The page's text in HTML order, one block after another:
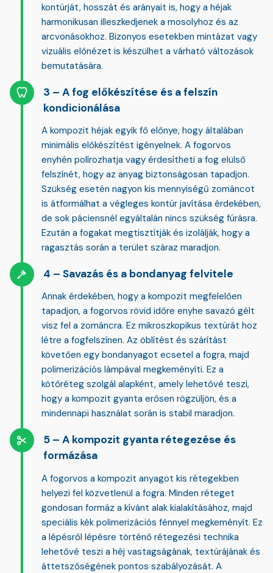
kontúrját, hosszát és arányait is, hogy a héjak
harmonikusan illeszkedjenek a mosolyhoz és az
arcvonásokhoz. Bizonyos esetekben mintázat vagy
vizuális előnézet is készülhet a várható változások
bemutatására.
A fog előkészítése és a felszín
kondicionálása
A kompozit héjak egyik fő előnye, hogy általában
minimális előkészítést igényelnek. A fogorvos
enyhén polírozhatja vagy érdesítheti a fog elülső
felszínét, hogy az anyag biztonságosan tapadjon.
Szükség esetén nagyon kis mennyiségű zománcot
is átformálhat a végleges kontúr javítása érdekében,
de sok páciensnél egyáltalán nincs szükség fúrásra.
Ezután a fogakat megtisztítják és izolálják, hogy a
ragasztás során a terület száraz maradjon.
Savazás és a bondanyag felvitele
Annak érdekében, hogy a kompozit megfelelően
tapadjon, a fogorvos rövid időre enyhe savazó gélt
visz fel a zománcra. Ez mikroszkopikus textúrát hoz
létre a fogfelszínen. Az öblítést és szárítást
követően egy bondanyagot ecsetel a fogra, majd
polimerizációs lámpával megkeményíti. Ez a
kötőréteg szolgál alapként, amely lehetővé teszi,
hogy a kompozit gyanta erősen rögzüljön, és a
mindennapi használat során is stabil maradjon.
A kompozit gyanta rétegezése és
formázása
A fogorvos a kompozit anyagot kis rétegekben
helyezi fel közvetlenül a fogra. Minden réteget
gondosan formáz a kívánt alak kialakításához, majd
speciális kék polimerizációs fénnyel megkeményít. Ez
a lépésről lépésre történő rétegezési technika
lehetővé teszi a héj vastagságának, textúrájának és
áttetszőségének pontos szabályozását. A